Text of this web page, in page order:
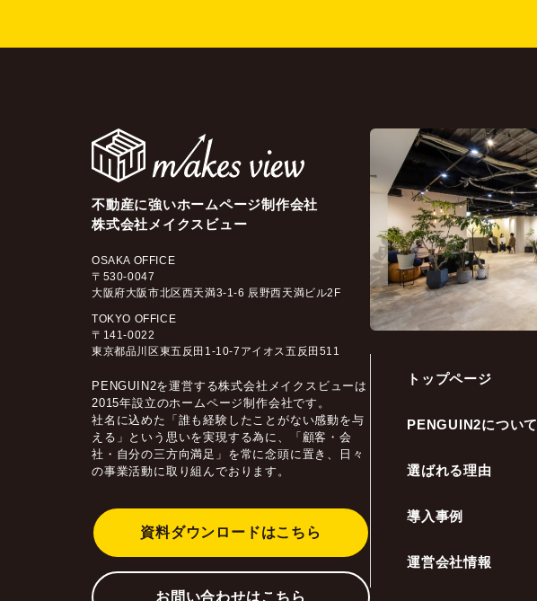
不動産に強いホームページ制作会社
株式会社メイクスビュー
OSAKA OFFICE
〒530-0047
大阪府大阪市北区西天満3-1-6 辰野西天満ビル2F
TOKYO OFFICE
〒141-0022
東京都品川区東五反田1-10-7アイオス五反田511
PENGUIN2を運営する株式会社メイクスビューは
2015年設立のホームページ制作会社です。
社名に込めた「誰も経験したことがない感動を与
える」という思いを実現する為に、「顧客・会
社・自分の三方向満足」を常に念頭に置き、日々
の事業活動に取り組んでおります。
資料ダウンロードはこちら
お問い合わせはこちら
トップページ
PENGUIN2について
選ばれる理由
導入事例
運営会社情報